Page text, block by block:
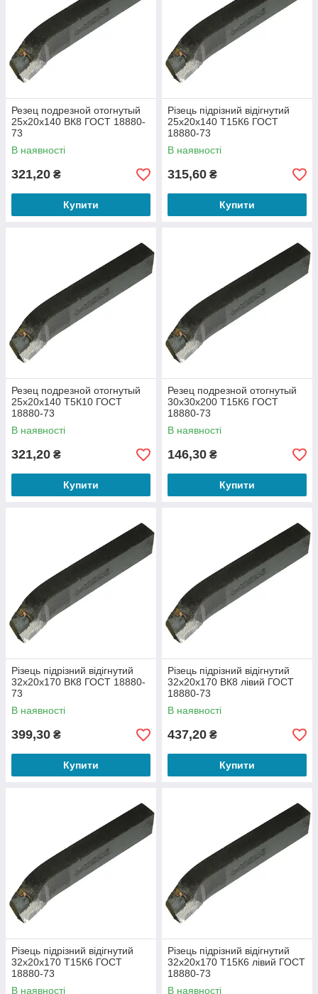
Резец подрезной отогнутый
25х20х140 ВК8 ГОСТ 18880-
73
В наявності
321,20 ₴
Купити
Різець підрізний відігнутий
25х20х140 Т15К6 ГОСТ
18880-73
В наявності
315,60 ₴
Купити
Резец подрезной отогнутый
25х20х140 Т5К10 ГОСТ
18880-73
В наявності
321,20 ₴
Купити
Резец подрезной отогнутый
30х30х200 Т15К6 ГОСТ
18880-73
В наявності
146,30 ₴
Купити
Різець підрізний відігнутий
32х20х170 ВК8 ГОСТ 18880-
73
В наявності
399,30 ₴
Купити
Різець підрізний відігнутий
32х20х170 ВК8 лівий ГОСТ
18880-73
В наявності
437,20 ₴
Купити
Різець підрізний відігнутий
32х20х170 Т15К6 ГОСТ
18880-73
В наявності
Різець підрізний відігнутий
32х20х170 Т15К6 лівий ГОСТ
18880-73
В наявності